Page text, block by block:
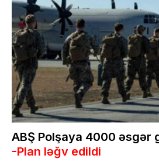
ABŞ Polşaya 4000 əsgər
-Plan ləğv edildi